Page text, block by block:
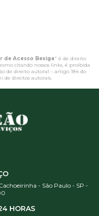
de Acesso Bexiga" é de direito
citando nossos links, é proibida
de direito autoral – artigo 184 do
de direitos autorais.
- São Paulo - SP -
HORAS